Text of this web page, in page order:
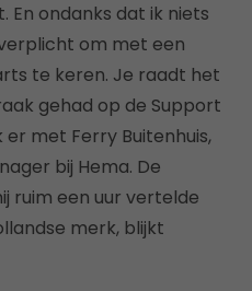
En ondanks dat ik niets
om met een
te keren. Je raadt het
gehad op de Support
met Ferry Buitenhuis,
bij Hema. De
ruim een uur vertelde
merk, blijkt